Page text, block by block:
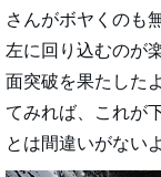
さんがボヤくのも
左に回り込むのが
面突破を果たした
てみれば、これが
とは間違いがない